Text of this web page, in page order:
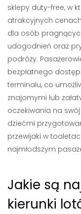
sklepy duty-free, w
atrakcyjnych
dla osób
udogodnień oraz
podróży.
bezpłatnego
terminalu, co
znajomymi lub
oczekiwania na
dziećmi
przewijaki w
najmłodszym
Jakie są
kierunki